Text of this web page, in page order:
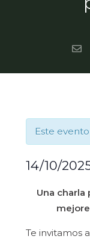
Este
14/10/
Una charla
Te invitamos